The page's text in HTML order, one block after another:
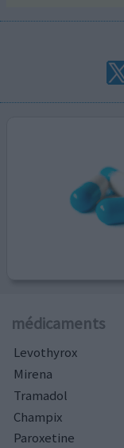
médicaments
Levothyrox
Mirena
Tramadol
Champix
Paroxetine